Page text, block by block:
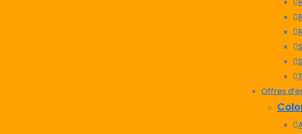
Offres